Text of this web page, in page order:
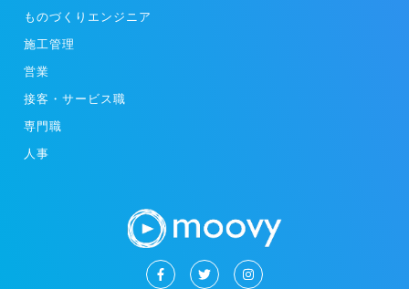
ものづくりエンジニア
施工管理
営業
接客・サービス職
専門職
人事